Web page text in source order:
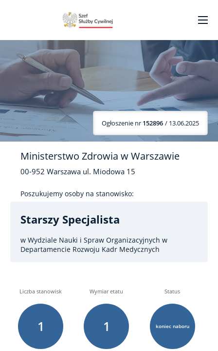
Ogłoszenie nr 152896 / 13.06.2025
Ministerstwo Zdrowia w Warszawie
00-952 Warszawa ul. Miodowa 15
Poszukujemy osoby na stanowisko:
Starszy Specjalista
w Wydziale Nauki i Spraw Organizacyjnych w
Departamencie Rozwoju Kadr Medycznych
Liczba stanowisk
1
Wymiar etatu
1
Status
koniec naboru